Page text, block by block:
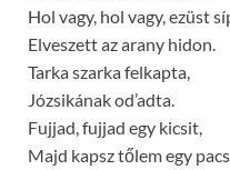
Hol vagy, hol vagy, ezüst
Elveszett az arany hidon.
Tarka szarka felkapta,
Józsikának od’adta.
Fujjad, fujjad egy kicsit,
Majd kapsz tőlem egy